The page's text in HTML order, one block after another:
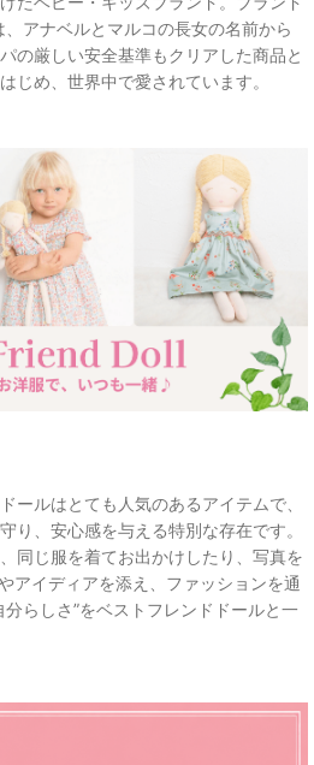
アナベルとマルコの長女の名前から
の厳しい安全基準もクリアした商品と
じめ、世界中で愛されています。
ールはとても人気のあるアイテムで、
り、安心感を与える特別な存在です。
同じ服を着てお出かけしたり、写真を
アイディアを添え、ファッションを通
らしさ”をベストフレンドドールと一